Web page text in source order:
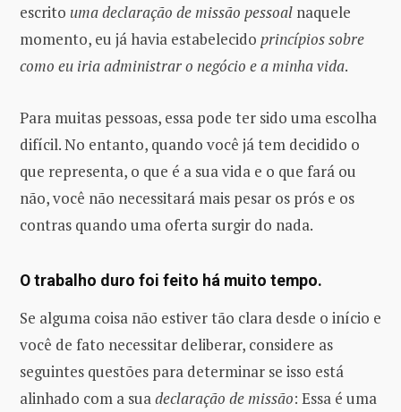
escrito uma declaração de missão pessoal naquele
momento, eu já havia estabelecido princípios sobre
como eu iria administrar o negócio e a minha vida.
Para muitas pessoas, essa pode ter sido uma escolha
difícil. No entanto, quando você já tem decidido o
que representa, o que é a sua vida e o que fará ou
não, você não necessitará mais pesar os prós e os
contras quando uma oferta surgir do nada.
O trabalho duro foi feito há muito tempo.
Se alguma coisa não estiver tão clara desde o início e
você de fato necessitar deliberar, considere as
seguintes questões para determinar se isso está
alinhado com a suadeclaração de missão: Essa é uma